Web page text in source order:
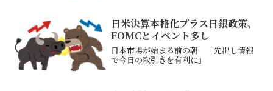
府は相互関税により...
日米決算本格化プラス日銀政策、
FOMCとイベント多し
日本市場が始まる前の朝 「先出し情報
で今日の取引きを有利に」